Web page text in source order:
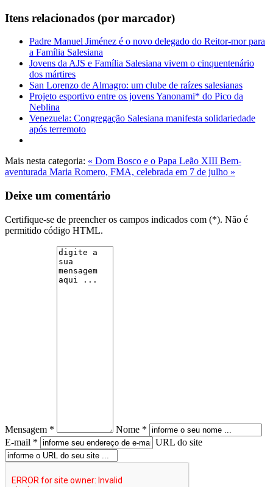
Itens relacionados (por marcador)
Padre Manuel Jiménez é o novo delegado do Reitor-mor para
a Família Salesiana
Jovens da AJS e Família Salesiana vivem o cinquentenário
dos mártires
San Lorenzo de Almagro: um clube de raízes salesianas
Projeto esportivo entre os jovens Yanonami* do Pico da
Neblina
Venezuela: Congregação Salesiana manifesta solidariedade
após terremoto
Mais nesta categoria: « Dom Bosco e o Papa Leão XIII Bem-
aventurada Maria Romero, FMA, celebrada em 7 de julho »
Deixe um comentário
Certifique-se de preencher os campos indicados com (*). Não é
permitido código HTML.
Mensagem *
Nome *
E-mail *
URL do site